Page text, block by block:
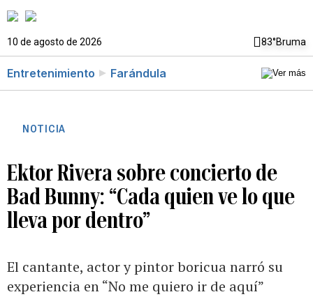
10 de agosto de 2026 83°Bruma
Entretenimiento Farándula
NOTICIA
Ektor Rivera sobre concierto de
Bad Bunny: “Cada quien ve lo que
lleva por dentro”
El cantante, actor y pintor boricua narró su
experiencia en “No me quiero ir de aquí”